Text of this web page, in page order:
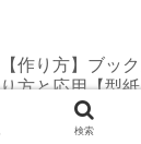
【作り方】ブッ
り方と応用【型
バー／文庫本カ
検索